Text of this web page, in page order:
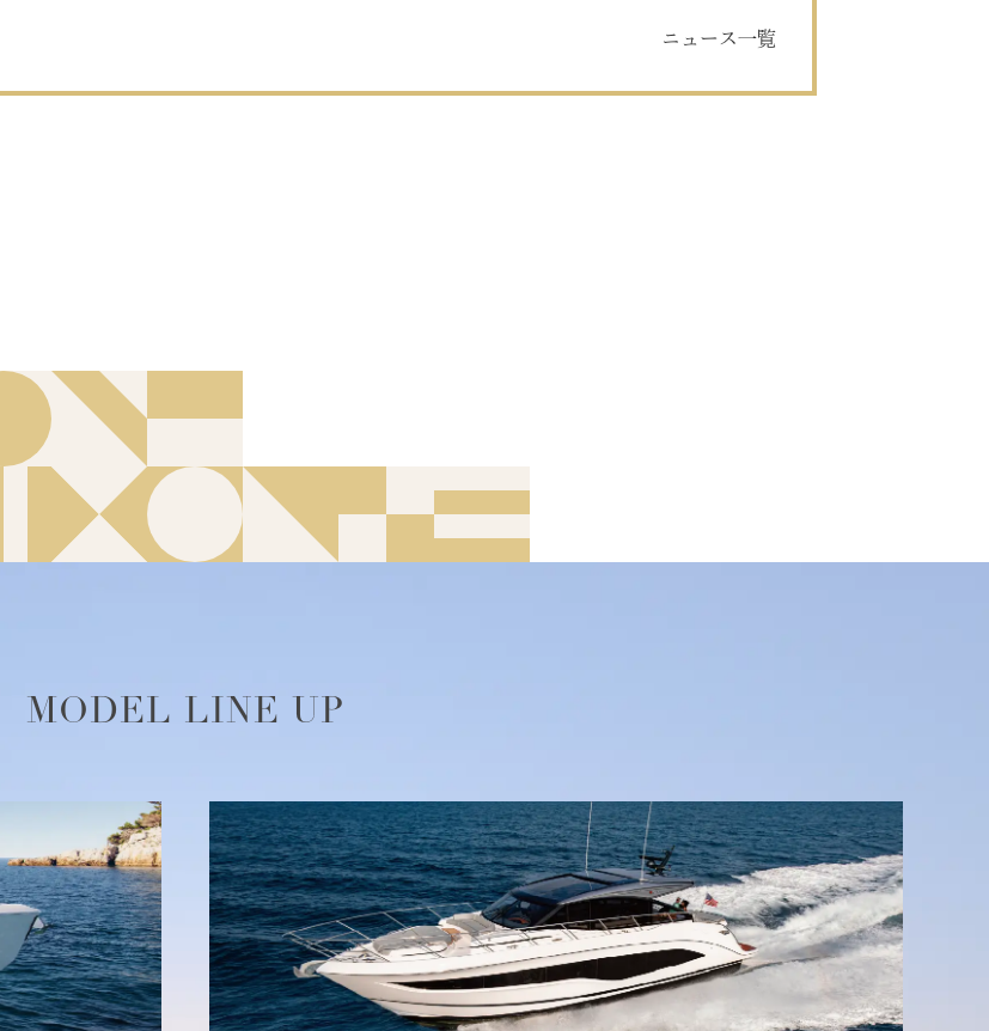
に多数のご来場を頂き有難うございました。
にプリンセスヨットジャパンからF45、F65の2艇を出展致します。
セスS72が45フィート以上のスポーツクルーザー部門を受賞しました。
うございました。
ィバルでワールドプレミアされました。
の様子
ニュース一覧
MODEL LINE UP